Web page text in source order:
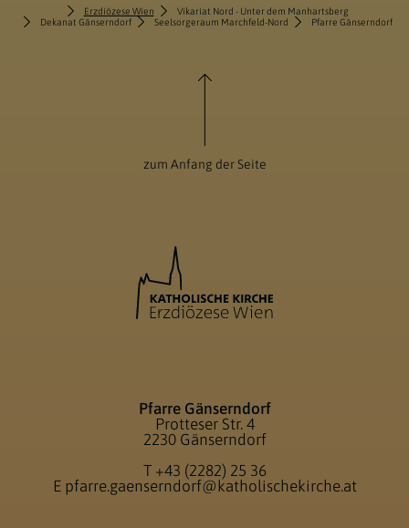
Erzdiözese Wien
Vikariat Nord - Unter dem Manhartsberg
Dekanat Gänserndorf
Seelsorgeraum Marchfeld-Nord Pfarre Gänserndorf
zum Anfang der Seite
Pfarre Gänserndorf
Protteser Str. 4
2230 Gänserndorf
T +43 (2282) 25 36
E pfarre.gaenserndorf@katholischekirche.at